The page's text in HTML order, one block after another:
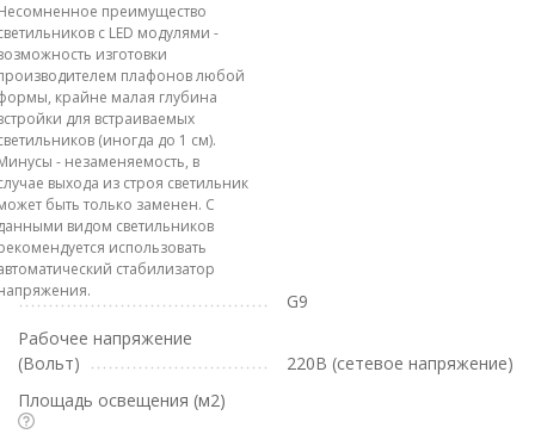
преимущество
с LED модулями -
изготовки
плафонов любой
крайне малая глубина
для встраиваемых
(иногда до 1 см).
- незаменяемость, в
выхода из строя светильник
быть только заменен. С
видом светильников
использовать
стабилизатор
G9
Рабочее напряжение
(Вольт)
220В (сетевое напряжение)
Площадь освещения (м2)